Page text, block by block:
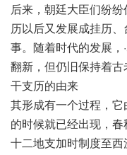
后来，朝廷大臣们纷
历以后又发展成挂历
事。随着时代的发展
翻新，但仍旧保持着古
干支历的由来
其形成有一个过程，
的时候就已经出现，
十二地支加时制度至